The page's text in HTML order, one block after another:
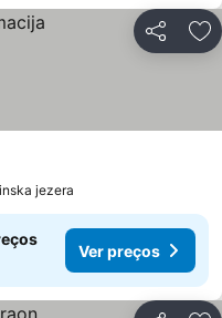
Partilhar
jezera
Ver preços